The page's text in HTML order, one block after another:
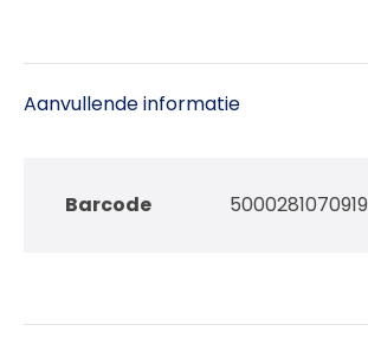
Aanvullende informatie
Barcode 5000281070919